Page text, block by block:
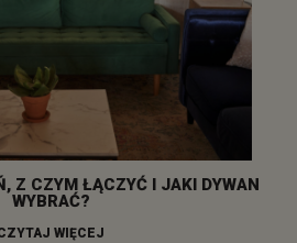
Z CZYM ŁĄCZYĆ I JAKI DYWAN
WYBRAĆ?
WIĘCEJ